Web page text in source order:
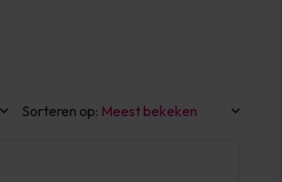
aanmaken
Sorteren op: